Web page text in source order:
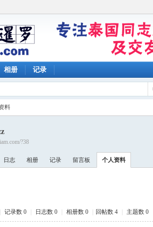
相册 记录
料
?38
日志 相册 记录 留言板 个人资料
记录数 0 日志数 0 相册数 0 回帖数 4 主题数 0